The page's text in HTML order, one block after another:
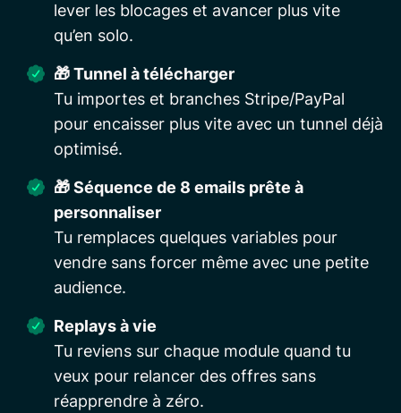
lever les blocages et avancer plus vite
qu’en solo.
🎁Tunnel à télécharger
Tu importes et branches Stripe/PayPal
pour encaisser plus vite avec un tunnel déjà
optimisé.
🎁Séquence de 8 emails prête à
personnaliser
Tu remplaces quelques variables pour
vendre sans forcer même avec une petite
audience.
Replays à vie
Tu reviens sur chaque module quand tu
veux pour relancer des offres sans
réapprendre à zéro.